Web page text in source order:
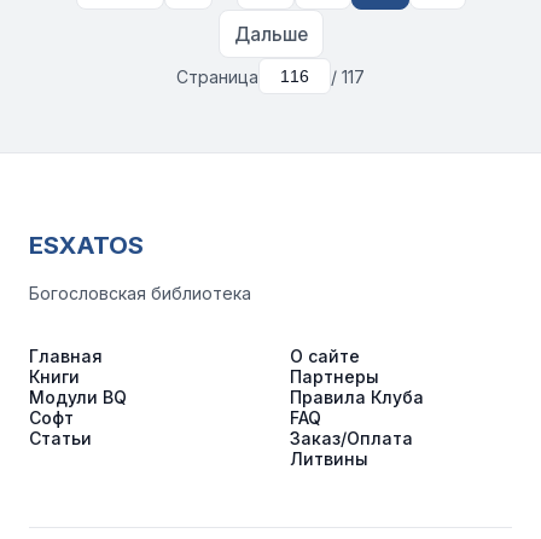
Дальше
Страница / 117
ESXATOS
Богословская библиотека
Главная
Книги
Модули BQ
Софт
Статьи
О сайте
Партнеры
Правила Клуба
FAQ
Заказ/Оплата
Литвины